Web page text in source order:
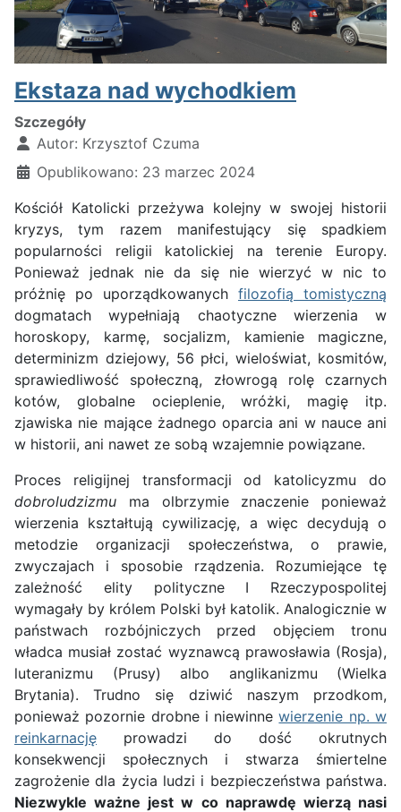
Ekstaza nad wychodkiem
Szczegóły
Autor: Krzysztof Czuma
Opublikowano: 23 marzec 2024
Kościół Katolicki przeżywa kolejny w swojej historii
kryzys, tym razem manifestujący się spadkiem
popularności religii katolickiej na terenie Europy.
Ponieważ jednak nie da się nie wierzyć w nic to
próżnię po uporządkowanych filozofią tomistyczną
dogmatach wypełniają chaotyczne wierzenia w
horoskopy, karmę, socjalizm, kamienie magiczne,
determinizm dziejowy, 56 płci, wieloświat, kosmitów,
sprawiedliwość społeczną, złowrogą rolę czarnych
kotów, globalne ocieplenie, wróżki, magię itp.
zjawiska nie mające żadnego oparcia ani w nauce ani
w historii, ani nawet ze sobą wzajemnie powiązane.
Proces religijnej transformacji od katolicyzmu do
dobroludzizmu ma olbrzymie znaczenie ponieważ
wierzenia kształtują cywilizację, a więc decydują o
metodzie organizacji społeczeństwa, o prawie,
zwyczajach i sposobie rządzenia. Rozumiejące tę
zależność elity polityczne I Rzeczypospolitej
wymagały by królem Polski był katolik. Analogicznie w
państwach rozbójniczych przed objęciem tronu
władca musiał zostać wyznawcą prawosławia (Rosja),
luteranizmu (Prusy) albo anglikanizmu (Wielka
Brytania). Trudno się dziwić naszym przodkom,
ponieważ pozornie drobne i niewinnewierzenie np. w
reinkarnację prowadzi do dość okrutnych
konsekwencji społecznych i stwarza śmiertelne
zagrożenie dla życia ludzi i bezpieczeństwa państwa.
Niezwykle ważne jest w co naprawdę wierzą nasi